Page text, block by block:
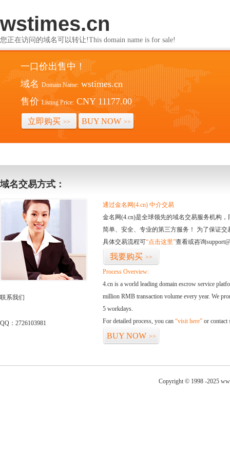
wstimes.cn
您正在访问的域名可以转让!This domain name is for sale!
一口价出售中！
域名 Domain Name: wstimes.cn
售价 Listing Price: CNY 11177.00
立即购买 >> BUY NOW >>
域名交易方式：
联系我们
QQ：2726103981
通过金名网(4.cn) 中介交易
金名网(4.cn)是全球领先的域名交易服务机构
简单、安全、专业的第三方服务！ 为了保证
具体交易流程可“点击这里”查看或咨询
我要购买 >>
Process Overview:
4.cn is a world leading domain escrow service
million RMB transaction volume every year. We
5 workdays.
For detailed process, you can “visit here” or contact
BUY NOW >>
Copyright © 1998 -2025